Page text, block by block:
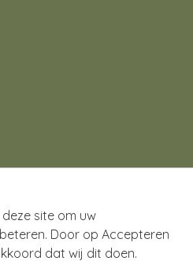
site om uw
Door op Accepteren
dat wij dit doen.